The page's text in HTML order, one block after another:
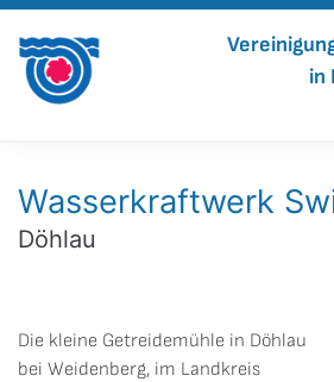
in
Wasserkraftwerk
Döhlau
Die kleine Getreidemühle in Döhlau
bei Weidenberg, im Landkreis